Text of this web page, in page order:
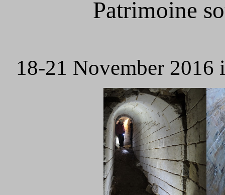
Patrimoine
18-21 November 2016